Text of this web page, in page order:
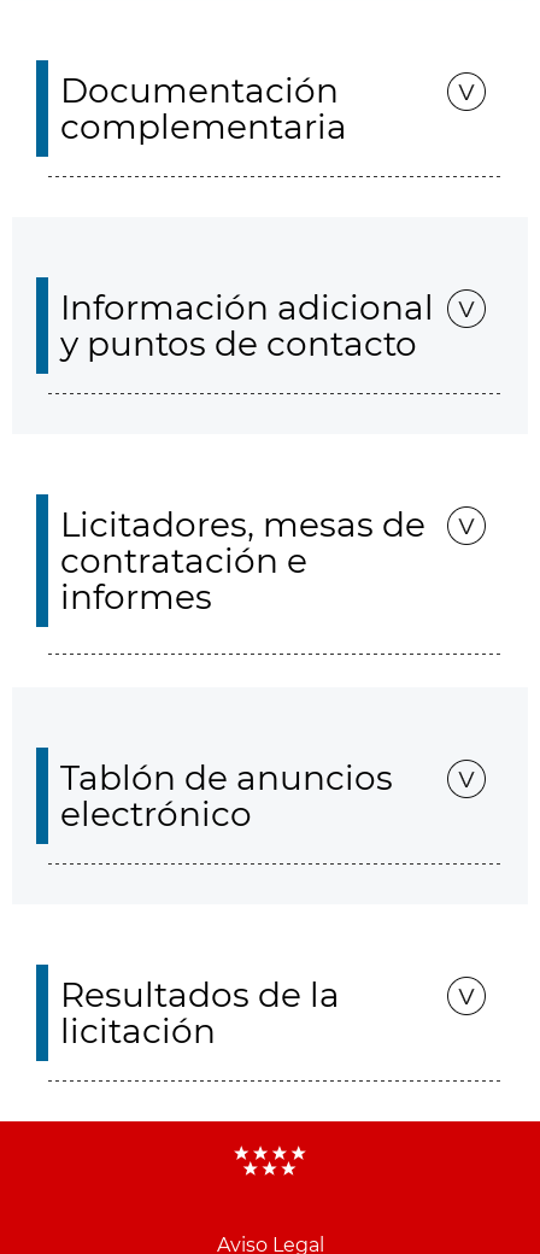
Documentación
complementaria
Información adicional
y puntos de contacto
Licitadores, mesas de
contratación e
informes
Tablón de anuncios
electrónico
Resultados de la
licitación
Aviso Legal